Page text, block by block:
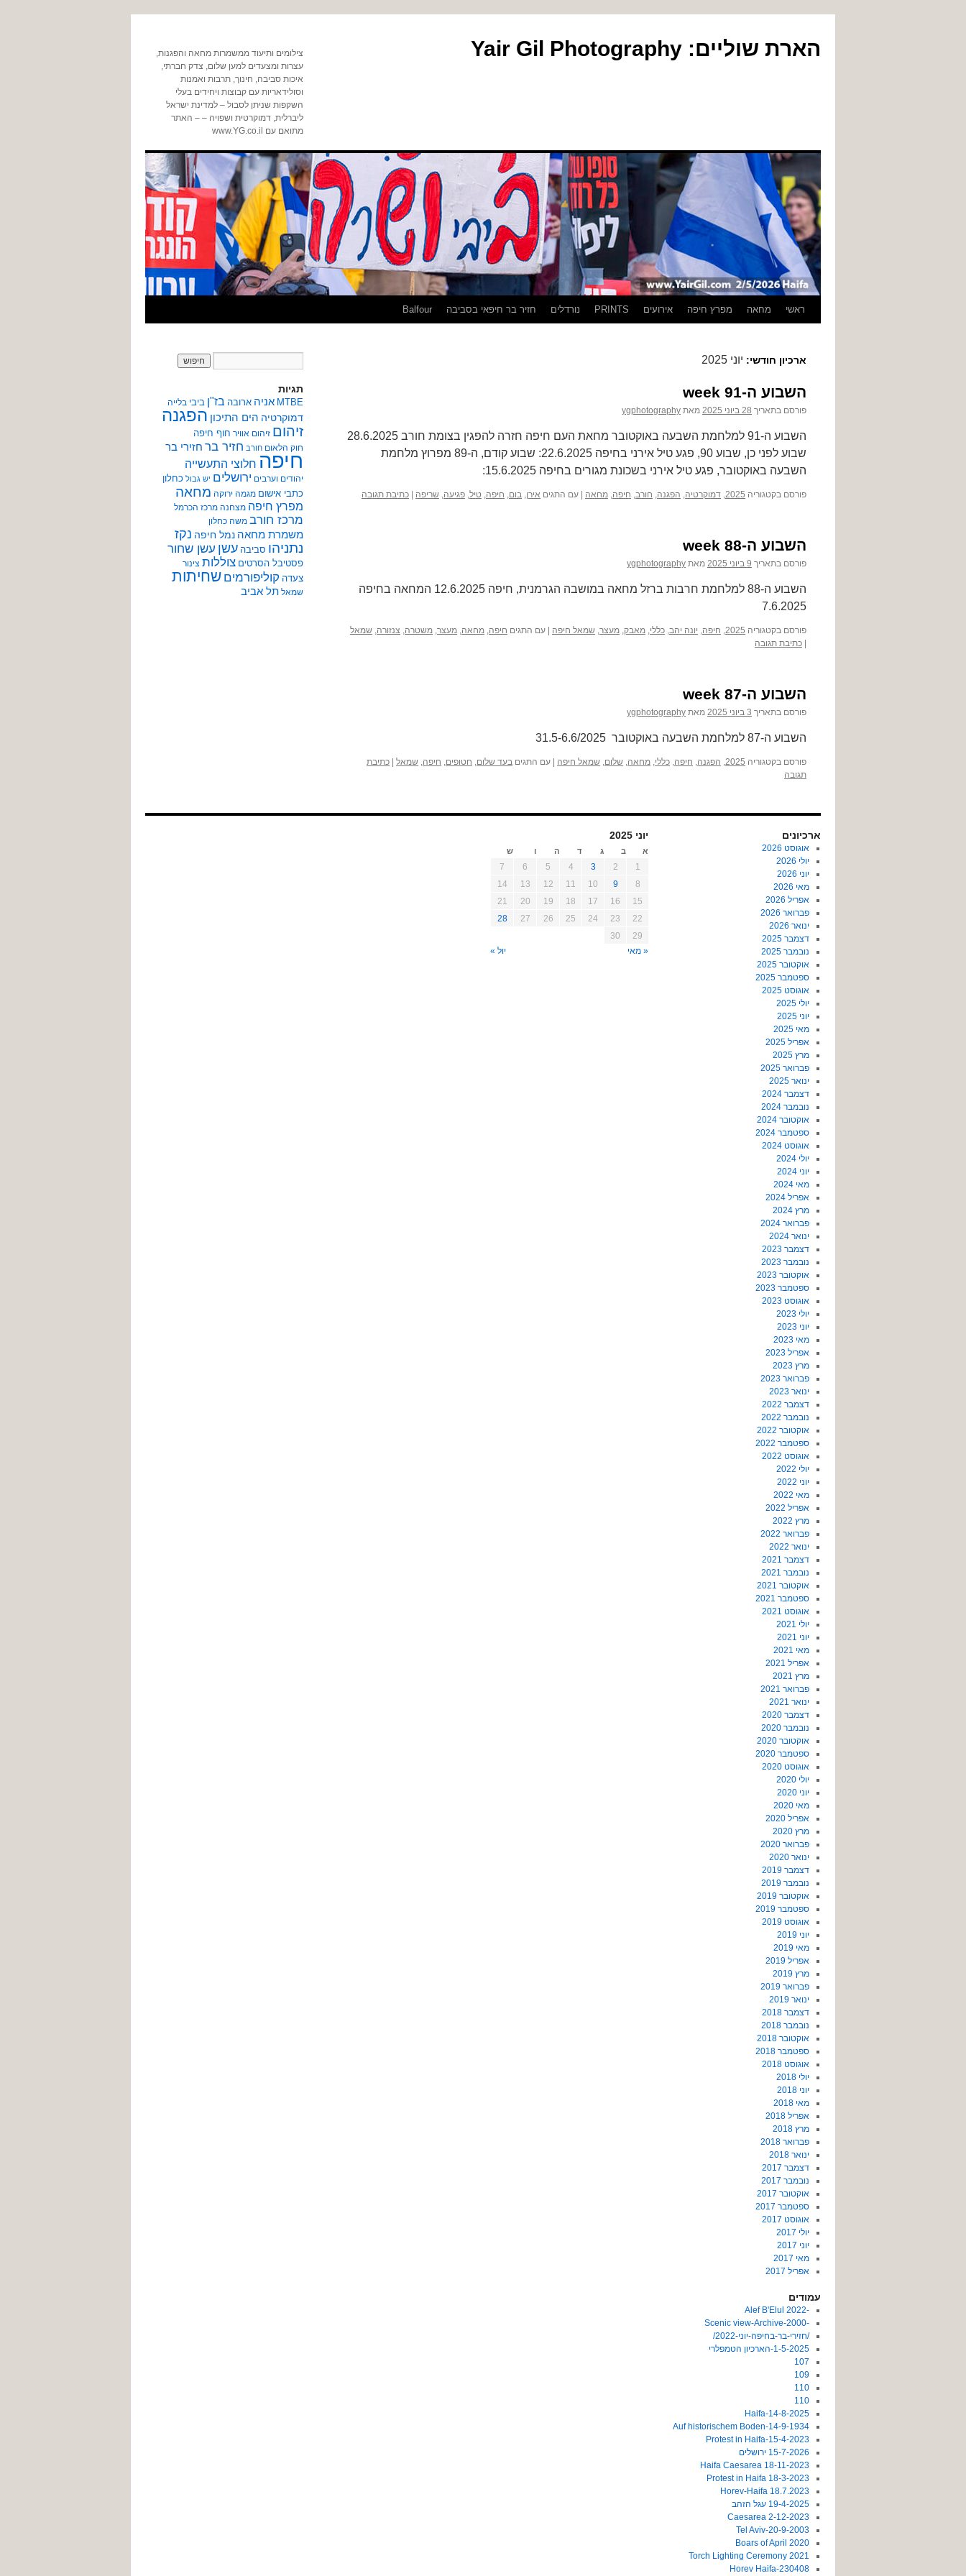
הארת שוליים: Yair Gil Photography
צילומים ותיעוד ממשמרות מחאה והפגנות,
עצרות ומצעדים למען שלום, צדק חברתי,
איכות סביבה, חינוך, תרבות ואמנות
וסולידאריות עם קבוצות ויחידים בעלי
השקפות שניתן לסבול – למדינת ישראל
ליברלית, דמוקרטית ושפויה – – האתר
מתואם עם www.YG.co.il
לדלגראשי מחאה מפרץ חיפה אירועים PRINTS נורדלים חזיר בר חיפאי בסביבה Balfour
ארכיון חודשי: יוני 2025
השבוע ה-91 week
פורסם בתאריך 28 ביוני 2025 מאת ygphotography
השבוע ה-91 למלחמת השבעה באוקטובר מחאת העם חיפה חזרה להפגין בצומת חורב 28.6.2025
שבוע לפני כן, שבוע 90, פגע טיל אירני בחיפה 22.6.2025: שבוע קודם, ה-89 מפרוץ מלחמת
השבעה באוקטובר, פגע טיל אירני בשכונת מגורים בחיפה 15.6.2025:
פורסם בקטגוריה 2025
, דמוקרטיה, הפגנה, חורב, חיפה, מחאה עם התגים אירן, בום, חיפה, טיל, פגיעה, שריפה כתיבת תגובה
השבוע ה-88 week
פורסם בתאריך 9 ביוני 2025 מאת ygphotography
השבוע ה-88 למלחמת חרבות ברזל מחאה במושבה הגרמנית, חיפה 12.6.2025 המחאה בחיפה
7.6.2025
פורסם בקטגוריה 2025
, חיפה, יונה יהב, כללי, מאבק, מעצר, שמאל חיפה עם התגים חיפה, מחאה, מעצר, משטרה, צנזורה, שמאל
כתיבת תגובה
השבוע ה-87 week
פורסם בתאריך 3 ביוני 2025 מאת ygphotography
השבוע ה-87 למלחמת השבעה באוקטובר 31.5-6.6/2025
פורסם בקטגוריה 2025
, הפגנה, חיפה, כללי, מחאה, שלום, שמאל חיפה עם התגים בעד שלום, חטופים, חיפה, שמאל
כתיבת
תגובה
תגיות
MTBE אניה ארובה בז"ן ביבי בלייה
דמוקרטיה הים התיכון הפגנה
זיהום זיהום אוויר חוף חיפה
חוק הלאום חורב חזיר בר חזירי בר
חיפה חלוצי התעשייה
יהודים וערבים ירושלים יש גבול כחלון
כתבי אישום מגמה ירוקה מחאה
מפרץ חיפה מצחנה מרכז הכרמל
מרכז חורב משה כחלון
משמרת מחאה נמל חיפה נקז
נתניהו סביבה עשן עשן שחור
פסטיבל הסרטים צוללות צינור
צעדה קוליפורמים שחיתות
שמאל תל אביב
ארכיונים
אוגוסט 2026
יולי 2026
יוני 2026
מאי 2026
אפריל 2026
פברואר 2026
ינואר 2026
דצמבר 2025
נובמבר 2025
אוקטובר 2025
ספטמבר 2025
אוגוסט 2025
יולי 2025
יוני 2025
מאי 2025
אפריל 2025
מרץ 2025
פברואר 2025
ינואר 2025
דצמבר 2024
נובמבר 2024
אוקטובר 2024
ספטמבר 2024
אוגוסט 2024
יולי 2024
יוני 2024
מאי 2024
אפריל 2024
מרץ 2024
פברואר 2024
ינואר 2024
דצמבר 2023
נובמבר 2023
אוקטובר 2023
ספטמבר 2023
אוגוסט 2023
יולי 2023
יוני 2023
מאי 2023
אפריל 2023
מרץ 2023
פברואר 2023
ינואר 2023
דצמבר 2022
נובמבר 2022
אוקטובר 2022
ספטמבר 2022
אוגוסט 2022
יולי 2022
יוני 2022
מאי 2022
אפריל 2022
מרץ 2022
פברואר 2022
ינואר 2022
דצמבר 2021
נובמבר 2021
אוקטובר 2021
ספטמבר 2021
אוגוסט 2021
יולי 2021
יוני 2021
מאי 2021
אפריל 2021
מרץ 2021
פברואר 2021
ינואר 2021
דצמבר 2020
נובמבר 2020
אוקטובר 2020
ספטמבר 2020
אוגוסט 2020
יולי 2020
יוני 2020
מאי 2020
אפריל 2020
מרץ 2020
פברואר 2020
ינואר 2020
דצמבר 2019
נובמבר 2019
אוקטובר 2019
ספטמבר 2019
אוגוסט 2019
יוני 2019
מאי 2019
אפריל 2019
מרץ 2019
פברואר 2019
ינואר 2019
דצמבר 2018
נובמבר 2018
אוקטובר 2018
ספטמבר 2018
אוגוסט 2018
יולי 2018
יוני 2018
מאי 2018
אפריל 2018
מרץ 2018
פברואר 2018
ינואר 2018
דצמבר 2017
נובמבר 2017
אוקטובר 2017
ספטמבר 2017
אוגוסט 2017
יולי 2017
יוני 2017
מאי 2017
אפריל 2017
עמודים
-2022 Alef B'Elul
-Scenic view-Archive-2000
/חזירי-בר-בחיפה-יוני-2022/
1-5-2025-הארכיון הטמפלרי
107
109
110
110
14-8-2025-Haifa
14-9-1934-Auf historischem Boden
15-4-2023-Protest in Haifa
15-7-2026 ירושלים
18-11-2023 Haifa Caesarea
18-3-2023 Protest in Haifa
18.7.2023 Horev-Haifa
19-4-2025 עגל הזהב
2-12-2023 Caesarea
20-9-2003-Tel Aviv
2020 Boars of April
2021 Torch Lighting Ceremony
230408-Horev Haifa
יוני 2025
א ב ג ד ה ו ש
1
2
3
4
5
6
7
8
9
10
11
12
13
14
15
16
17
18
19
20
21
22
23
24
25
26
27
28
29
30
« מאי
יול »